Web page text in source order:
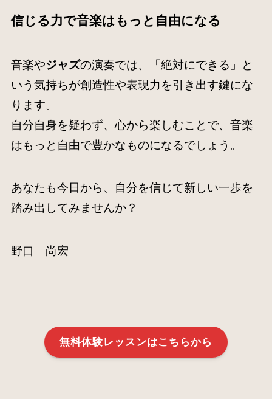
信じる力で音楽はもっと自由になる
音楽やジャズの演奏では、「絶対にできる」と
いう気持ちが創造性や表現力を引き出す鍵にな
ります。
自分自身を疑わず、心から楽しむことで、音楽
はもっと自由で豊かなものになるでしょう。
あなたも今日から、自分を信じて新しい一歩を
踏み出してみませんか？
野口 尚宏
無料体験レッスンはこちらから